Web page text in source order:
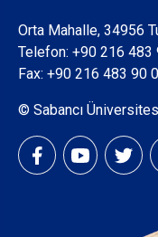
Orta Mahalle, 34956
Telefon: +90 216 483
Fax: +90 216 483 90
© Sabancı